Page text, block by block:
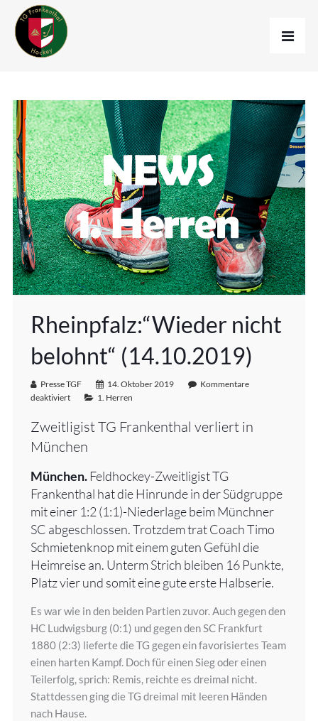
Rheinpfalz:“Wieder nicht
belohnt“ (14.10.2019)
Presse TGF 14. Oktober 2019
Kommentare
deaktiviert
1. Herren
Zweitligist TG Frankenthal verliert in
München
München.Feldhockey-Zweitligist TG
Frankenthal hat die Hinrunde in der Südgruppe
mit einer 1:2 (1:1)-Niederlage beim Münchner
SC abgeschlossen. Trotzdem trat Coach Timo
Schmietenknop mit einem guten Gefühl die
Heimreise an. Unterm Strich bleiben 16 Punkte,
Platz vier und somit eine gute erste Halbserie.
Es war wie in den beiden Partien zuvor. Auch gegen den
HC Ludwigsburg (0:1) und gegen den SC Frankfurt
1880 (2:3) lieferte die TG gegen ein favorisiertes Team
einen harten Kampf. Doch für einen Sieg oder einen
Teilerfolg, sprich: Remis, reichte es dreimal nicht.
Stattdessen ging die TG dreimal mit leeren Händen
nach Hause.